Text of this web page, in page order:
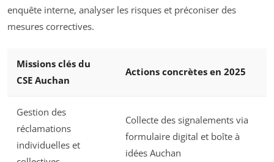
enquête interne, analyser les risques et préconiser des
mesures correctives.
Missions clés du
CSE Auchan
Actions concrètes en 2025
Gestion des
réclamations
individuelles et
Collecte des signalements via
formulaire digital et boîte à
idées Auchan